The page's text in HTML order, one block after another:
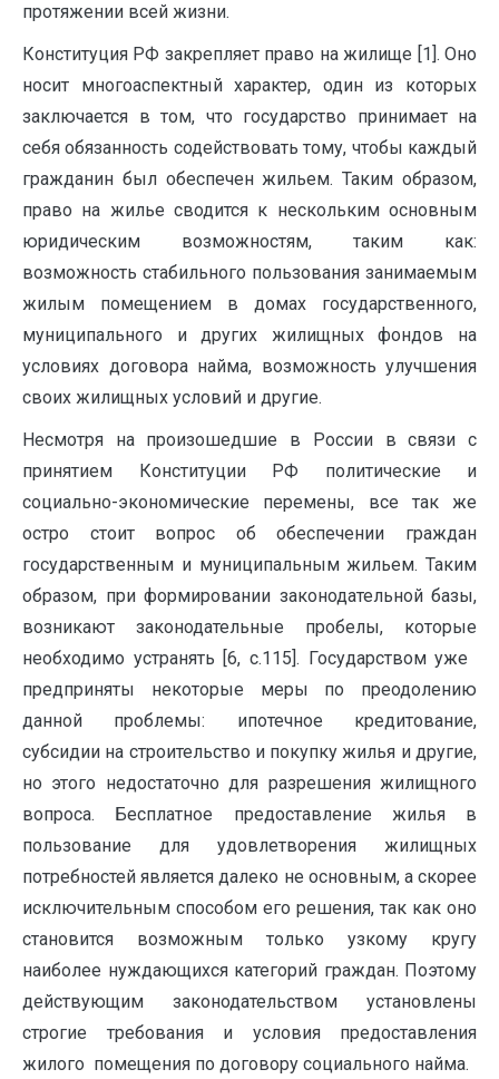
протяжении всей жизни.
Конституция РФ закрепляет право на жилище [1]. Оно
носит многоаспектный характер, один из которых
заключается в том, что государство принимает на
себя обязанность содействовать тому, чтобы каждый
гражданин был обеспечен жильем. Таким образом,
право на жилье сводится к нескольким основным
юридическим возможностям, таким как:
возможность стабильного пользования занимаемым
жилым помещением в домах государственного,
муниципального и других жилищных фондов на
условиях договора найма, возможность улучшения
своих жилищных условий и другие.
Несмотря на произошедшие в России в связи с
принятием Конституции РФ политические и
социально-экономические перемены, все так же
остро стоит вопрос об обеспечении граждан
государственным и муниципальным жильем. Таким
образом, при формировании законодательной базы,
возникают законодательные пробелы, которые
необходимо устранять [6, c.115]. Государством уже ‏ㅤ
предприняты некоторые меры по преодолению
данной проблемы: ипотечное кредитование,
субсидии на строительство и покупку жилья и другие,
но этого недостаточно для разрешения жилищного
вопроса. Бесплатное предоставление жилья в
пользование для удовлетворения жилищных
потребностей является далеко не основным, а скорее
исключительным способом его решения, так как оно
становится возможным только узкому кругу
наиболее нуждающихся категорий граждан. Поэтому
действующим законодательством установлены
строгие требования и условия предоставления
жилого ‏ㅤ помещения по договору социального найма.